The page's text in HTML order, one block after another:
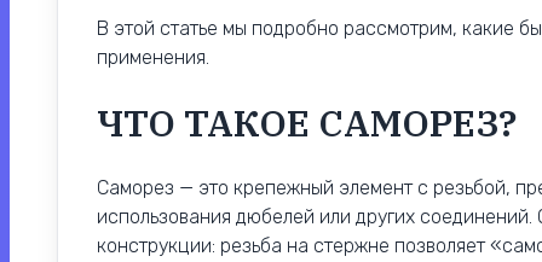
В этой статье мы подробно рассмотрим, какие
применения.
ЧТО ТАКОЕ САМОРЕЗ?
Саморез — это крепежный элемент с резьбой,
использования дюбелей или других
конструкции: резьба на стержне позволяет